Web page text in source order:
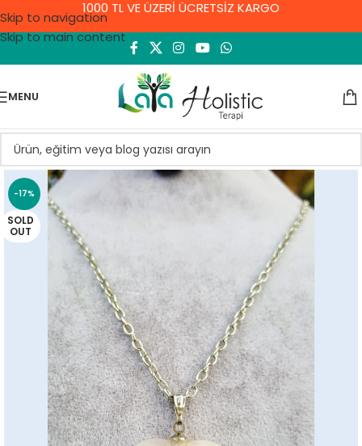
Skip to navigation
Skip to main content
1000 TL VE ÜZERİ ÜCRETSİZ KARGO
MENU
-17%
SOLD
OUT